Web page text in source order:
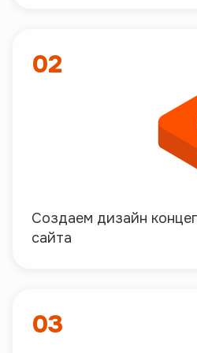
02
Создаем дизайн
сайта
03